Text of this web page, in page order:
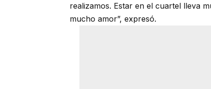
realizamos. Estar en el cuartel lleva
mucho amor”, expresó.